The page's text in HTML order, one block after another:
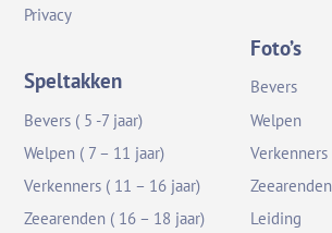
Privacy
Speltakken
Bevers ( 5 -7 jaar)
Welpen ( 7 – 11 jaar)
Verkenners ( 11 – 16 jaar)
Zeearenden ( 16 – 18 jaar)
Foto’s
Bevers
Welpen
Verkenners
Zeearenden
Leiding